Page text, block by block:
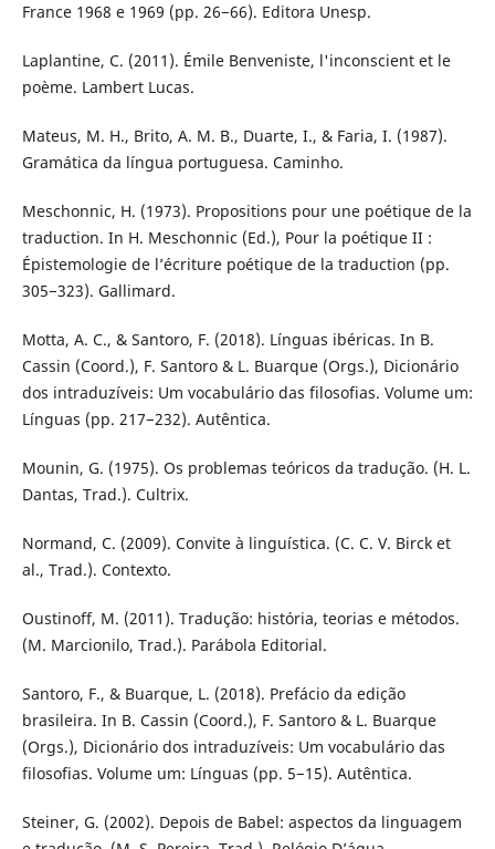
France 1968 e 1969 (pp. 26−66). Editora Unesp.
Laplantine, C. (2011). Émile Benveniste, l'inconscient et le
poème. Lambert Lucas.
Mateus, M. H., Brito, A. M. B., Duarte, I., & Faria, I. (1987).
Gramática da língua portuguesa. Caminho.
Meschonnic, H. (1973). Propositions pour une poétique de la
traduction. In H. Meschonnic (Ed.), Pour la poétique II :
Épistemologie de l’écriture poétique de la traduction (pp.
305−323). Gallimard.
Motta, A. C., & Santoro, F. (2018). Línguas ibéricas. In B.
Cassin (Coord.), F. Santoro & L. Buarque (Orgs.), Dicionário
dos intraduzíveis: Um vocabulário das filosofias. Volume um:
Línguas (pp. 217−232). Autêntica.
Mounin, G. (1975). Os problemas teóricos da tradução. (H. L.
Dantas, Trad.). Cultrix.
Normand, C. (2009). Convite à linguística. (C. C. V. Birck et
al., Trad.). Contexto.
Oustinoff, M. (2011). Tradução: história, teorias e métodos.
(M. Marcionilo, Trad.). Parábola Editorial.
Santoro, F., & Buarque, L. (2018). Prefácio da edição
brasileira. In B. Cassin (Coord.), F. Santoro & L. Buarque
(Orgs.), Dicionário dos intraduzíveis: Um vocabulário das
filosofias. Volume um: Línguas (pp. 5−15). Autêntica.
Steiner, G. (2002). Depois de Babel: aspectos da linguagem